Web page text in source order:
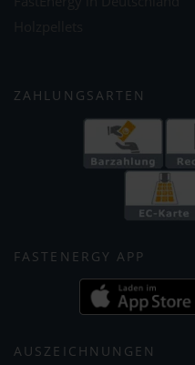
ZAHLUNGSARTEN
FASTENERGY APP
AUSZEICHNUNGEN